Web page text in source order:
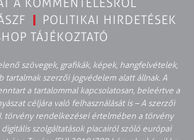
A KOMMENTELÉSRŐL
POLITIKAI HIRDETÉSEK
TÁJÉKOZTATÓ
szövegek, grafikák, képek, hangfelvételek,
tartalmak szerzői jogvédelem alatt állnak. A
a tartalommal kapcsolatosan, beleértve a
céljára való felhasználását is – A szerzői
törvény rendelkezései értelmében a törvény
digitális szolgáltatások piacairól szóló európai